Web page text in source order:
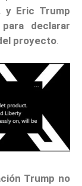
y Eric Trump
declarar
proyecto
Trump no